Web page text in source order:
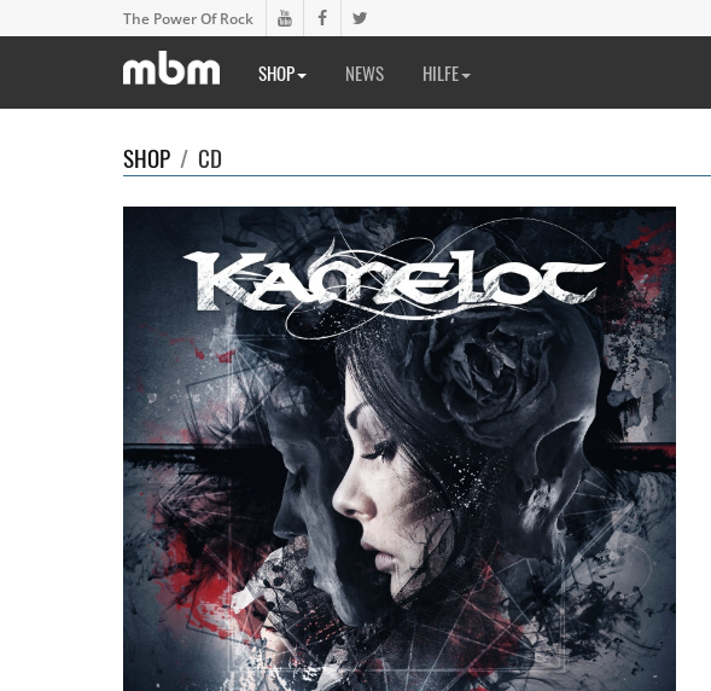
The Power Of Rock
SHOP NEWS HILFE
SHOP / CD